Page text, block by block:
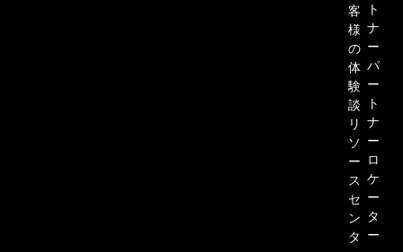
客
様
の
体
験
談
リ
ソ
ー
ス
セ
ン
タ
ト
ナ
ー
パ
ー
ト
ナ
ー
ロ
ケ
ー
タ
ー